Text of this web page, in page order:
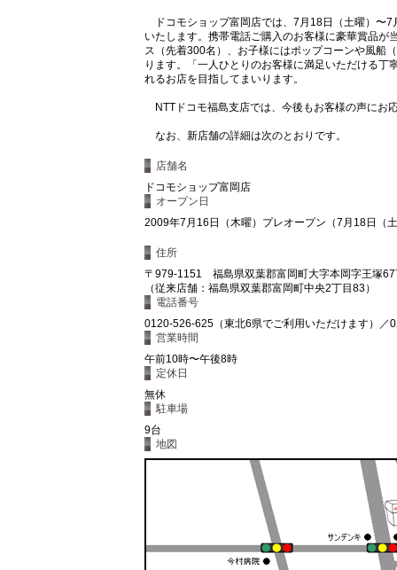
ドコモショップ富岡店では、7月18日（土曜）〜7
いたします。携帯電話ご購入のお客様に豪華賞品
ス（先着300名）、お子様にはポップコーンや風船
ります。「一人ひとりのお客様に満足いただける
れるお店を目指してまいります。
NTTドコモ福島支店では、今後もお客様の声にお
なお、新店舗の詳細は次のとおりです。
店舗名
ドコモショップ富岡店
オープン日
2009年7月16日（木曜）プレオープン（7月18日（
住所
〒979-1151 福島県双葉郡富岡町大字本岡字王塚
（従来店舗：福島県双葉郡富岡町中央2丁目83）
電話番号
0120-526-625（東北6県でご利用いただけます）／
営業時間
午前10時〜午後8時
定休日
無休
駐車場
9台
地図